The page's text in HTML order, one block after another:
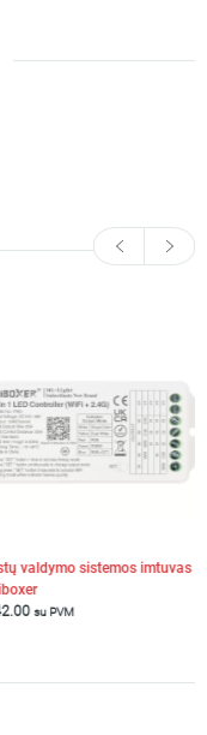
valdymo sistemos imtuvas
su PVM